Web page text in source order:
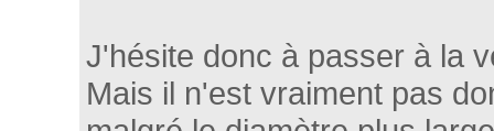
J'hésite donc à passer à la
Mais il n'est vraiment pas